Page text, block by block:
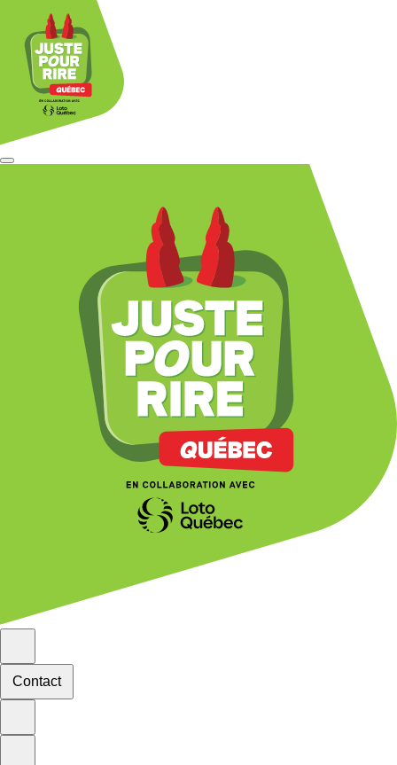
Contact